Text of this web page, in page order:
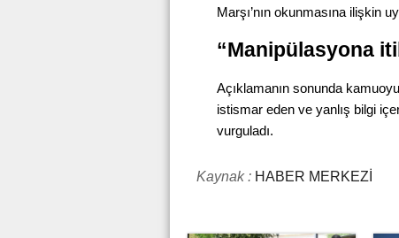
Marşı’nın okunmasına ilişkin
“Manipülasyona
Açıklamanın sonunda
istismar eden ve yanlış bilgi
vurguladı.
Kaynak : HABER MERKEZİ